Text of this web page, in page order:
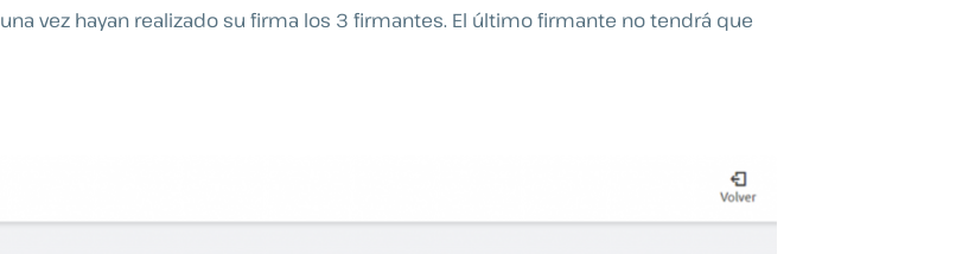
una vez hayan realizado su firma los 3 firmantes. El último firmante no tendrá que